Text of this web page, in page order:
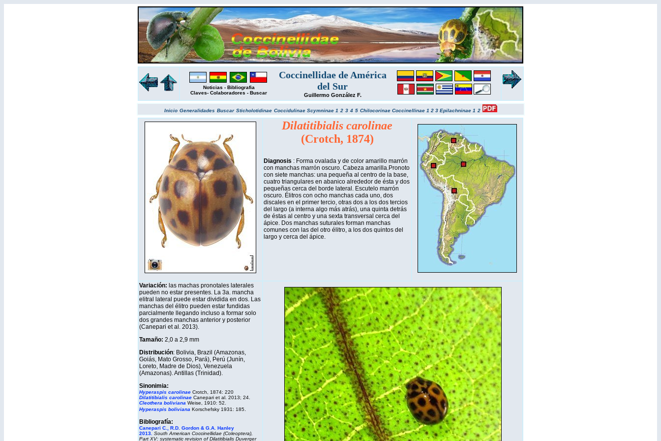
Noticias - Bibliografia
Claves- Colaboradores - Buscar
Coccinellidae de América
del Sur
Guillermo González F.
Inicio Generalidades Buscar Sticholotidinae Coccidulinae Scymninae 1 2 3 4 5 Chilocorinae Coccinellinae 1 2 3 Epilachninae 1 2
Dilatitibialis carolinae
(Crotch, 1874)
Diagnosis : Forma ovalada y de color amarillo marrón
con manchas marrón oscuro. Cabeza amarilla.Pronoto
con siete manchas: una pequeña al centro de la base,
cuatro triangulares en abanico alrededor de ésta y dos
pequeñas cerca del borde lateral. Escutelo marrón
oscuro. Élitros con ocho manchas cada uno, dos
discales en el primer tercio, otras dos a los dos tercios
del largo (a interna algo más atrás), una quinta detrás
de éstas al centro y una sexta transversal cerca del
ápice. Dos manchas suturales forman manchas
comunes con las del otro élitro, a los dos quintos del
largo y cerca del ápice.
Variación: las machas pronotales laterales
pueden no estar presentes. La 3a. mancha
elitral lateral puede estar dividida en dos. Las
manchas del élitro pueden estar fundidas
parcialmente llegando incluso a formar solo
dos grandes manchas anterior y posterior
(Canepari et al. 2013).
Tamaño: 2,0 a 2,9 mm
Distribución: Bolivia, Brazil (Amazonas,
Goiás, Mato Grosso, Pará), Perú (Junín,
Loreto, Madre de Dios), Venezuela
(Amazonas). Antillas (Trinidad).
Sinonimia:
Hyperaspis carolinae Crotch, 1874: 220
Dilatitibialis carolinae Canepari et al. 2013; 24.
Cleothera boliviana Weise, 1910: 52.
Hyperaspis boliviana Korschefsky 1931: 185.
Bibliografía:
Canepari C., R.D. Gordon & G.A. Hanley
2013 South American Coccinellidae (Coleoptera),
Part XV: systematic revision ofDilatitibialis Duverger